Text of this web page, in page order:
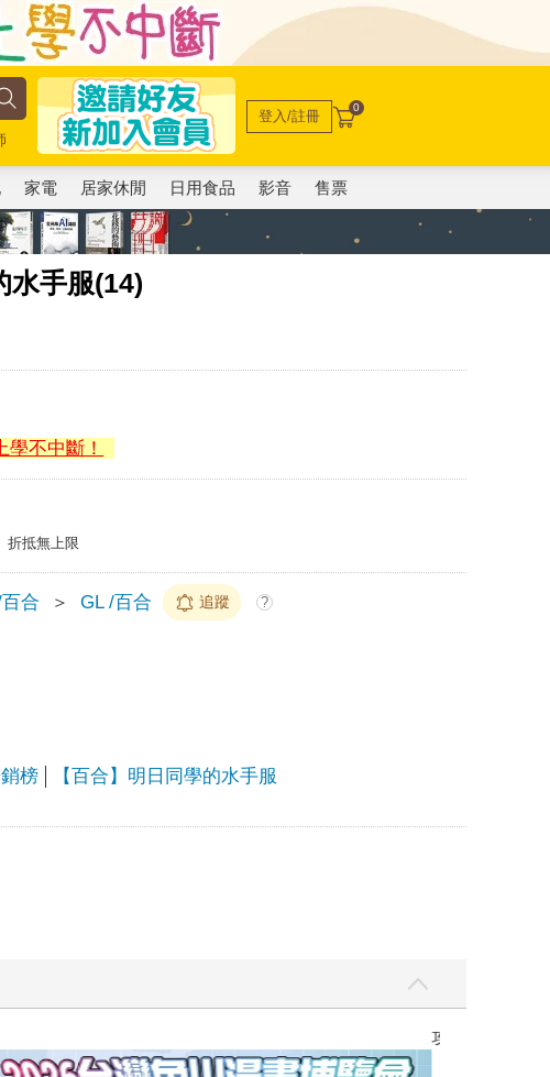
登入/註冊 0
家電 居家休閒 日用食品 影音 售票
水手服(14)
不中斷！
折抵無上限
合 ＞ GL /百合 追蹤 ?
榜 【百合】明日同學的水手服
攻殼機動隊